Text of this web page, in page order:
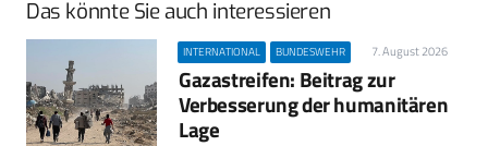
Das könnte Sie auch interessieren
INTERNATIONAL BUNDESWEHR 7. August 2026
Gazastreifen: Beitrag zur
Verbesserung der humanitären
Lage